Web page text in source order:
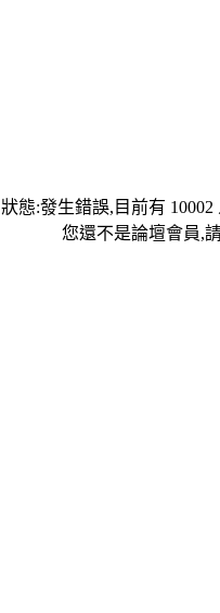
狀態:發生錯誤,目前有
您還不是論壇會員,